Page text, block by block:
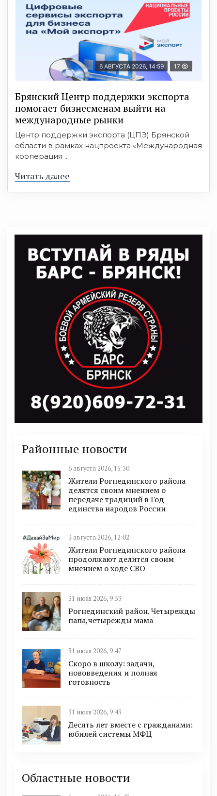
6 АВГУСТА 2026, 14:59 17
Брянский Центр поддержки экспорта
помогает бизнесменам выйти на
международные рынки
Центр поддержки экспорта (ЦПЭ) Брянской
области в рамках нацпроекта «Международная
кооперация ...
Читать далее
Районные новости
6 августа 2026, 15:30
Жители Рогнединского района
делятся своим мнением о
передаче традиций в Год
единства народов России
3 августа 2026, 12:02
Жители Рогнединского района
продолжают делится своим
мнением о ходе СВО
31 июля 2026, 9:53
Рогнединский район. Четырежды
папа,четырежды мама
31 июля 2026, 9:47
Скоро в школу: задачи,
нововведения и полная
готовность
31 июля 2026, 9:43
Десять лет вместе с гражданами:
юбилей системы МФЦ
Областные новости